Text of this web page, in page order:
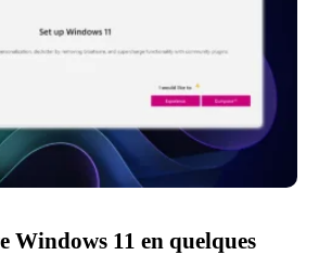
Windows 11 en quelques